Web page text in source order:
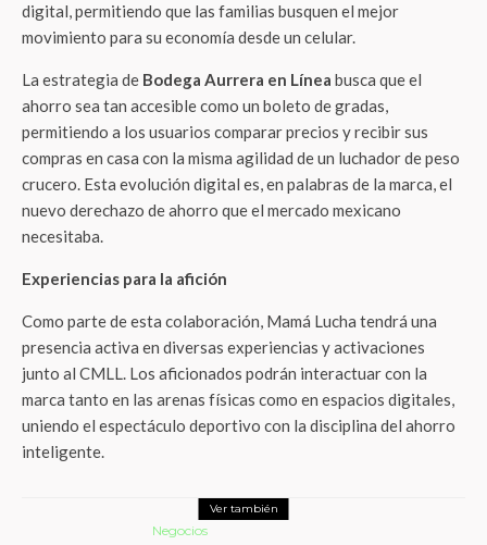
digital, permitiendo que las familias busquen el mejor
movimiento para su economía desde un celular.
La estrategia de Bodega Aurrera en Línea busca que el
ahorro sea tan accesible como un boleto de gradas,
permitiendo a los usuarios comparar precios y recibir sus
compras en casa con la misma agilidad de un luchador de peso
crucero. Esta evolución digital es, en palabras de la marca, el
nuevo derechazo de ahorro que el mercado mexicano
necesitaba.
Experiencias para la afición
Como parte de esta colaboración, Mamá Lucha tendrá una
presencia activa en diversas experiencias y activaciones
junto al CMLL. Los aficionados podrán interactuar con la
marca tanto en las arenas físicas como en espacios digitales,
uniendo el espectáculo deportivo con la disciplina del ahorro
inteligente.
Ver también
Negocios